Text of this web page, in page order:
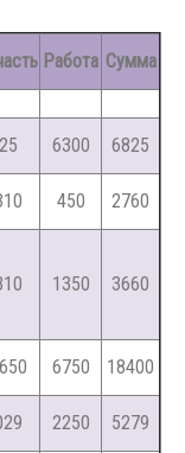
Работа Сумма
6300
6825
450
2760
1350 3660
6750
18400
2250
5279